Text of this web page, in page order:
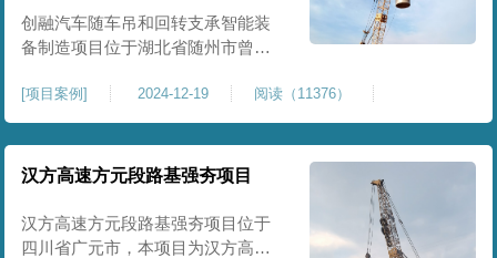
临近建筑物的场地界限开挖减震沟
创融汽车随车吊和回转支承智能装
备制造项目位于湖北省随州市曾都
套设置，本次对主要对项目生产车
间区域进行强夯施工，面积约为
20000平方米，要求经强夯后地基承
载力不低于140Kpa。康尚强夯公司
场，设备型号为ZRYG3500C，施工
作业人员按照设计严格施工。
[项目案例] 2024-12-19 阅读（11376）
汉方高速方元段路基强夯项目
汉方高速方元段路基强夯项目位于
四川省广元市，本项目为汉方高速